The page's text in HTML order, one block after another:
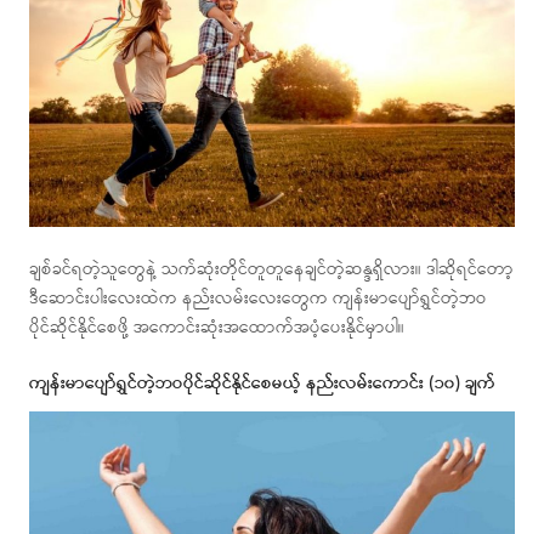
ချစ်ခင်ရတဲ့သူတွေနဲ့ သက်ဆုံးတိုင်တူတူနေချင်တဲ့ဆန္ဒရှိလား။ ဒါဆိုရင်တော့
ဒီဆောင်းပါးလေးထဲက နည်းလမ်းလေးတွေက ကျန်းမာပျော်ရွှင်တဲ့ဘဝ
ပိုင်ဆိုင်နိုင်စေဖို့ အကောင်းဆုံးအထောက်အပံ့ပေးနိုင်မှာပါ။
ကျန်းမာပျော်ရွှင်တဲ့ဘဝပိုင်ဆိုင်နိုင်စေမယ့် နည်းလမ်းကောင်း (၁၀) ချက်